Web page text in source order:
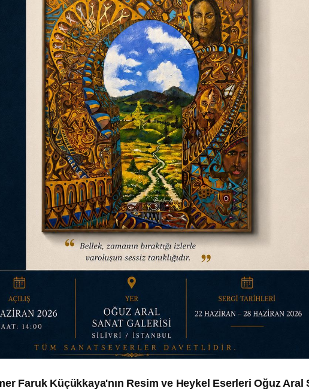
Faruk Küçükkaya'nın Resim ve Heykel Eserleri Oğuz Aral